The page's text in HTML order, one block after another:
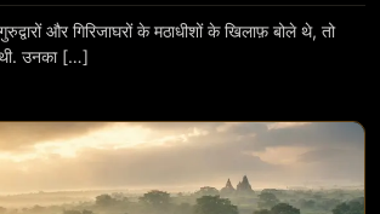
और गिरिजाघरों के मठाधीशों के खिलाफ़ बोले थे, तो
उनका […]